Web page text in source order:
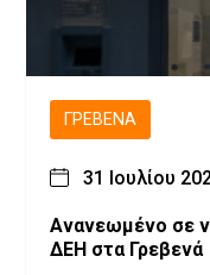
ΓΡΕΒΕΝΆ
31 Ιουλίου
Ανανεωμένο σε
ΔΕΗ στα Γρεβενά